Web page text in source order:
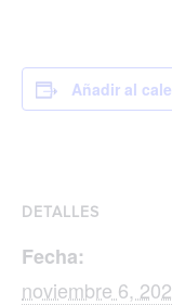
Añadir al
DETALLES
Fecha:
noviembre 6,